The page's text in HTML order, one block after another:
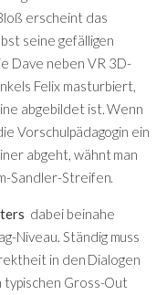
erscheint das
seine gefälligen
Dave neben VR 3D-
Felix masturbiert,
abgebildet ist. Wenn
Vorschulpädagogin ein
abgeht, wähnt man
Sandler-Streifen.
dabei beinahe
Niveau. Ständig muss
in den Dialogen
typischen Gross-Out